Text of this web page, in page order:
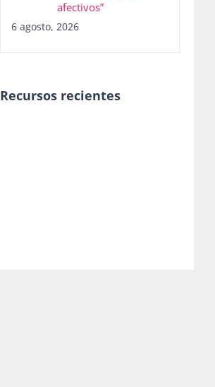
afectivos”
6 agosto, 2026
Recursos recientes